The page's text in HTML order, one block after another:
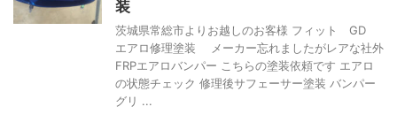
装
茨城県常総市よりお越しのお客様 フィット GD
エアロ修理塗装 メーカー忘れましたがレアな社外
FRPエアロバンパー こちらの塗装依頼です エアロ
の状態チェック 修理後サフェーサー塗装 バンパー
グリ ...